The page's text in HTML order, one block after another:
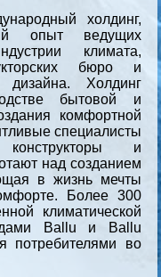
холдинг,
опыт ведущих
климата,
бюро и
дизайна. Холдинг
бытовой и
комфортной
специалисты
и
над созданием
в жизнь мечты
Более 300
климатической
Ballu и Ballu
потребителями во